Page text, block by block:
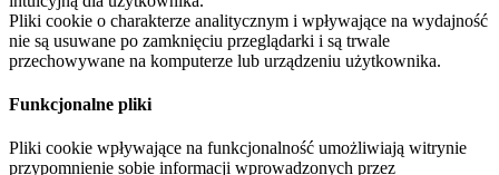
Pliki cookie o charakterze analitycznym i wpływające na wydajność
nie są usuwane po zamknięciu przeglądarki i są trwale
przechowywane na komputerze lub urządzeniu użytkownika.
Funkcjonalne pliki
Pliki cookie wpływające na funkcjonalność umożliwiają witrynie
przypomnienie sobie informacji wprowadzonych przez